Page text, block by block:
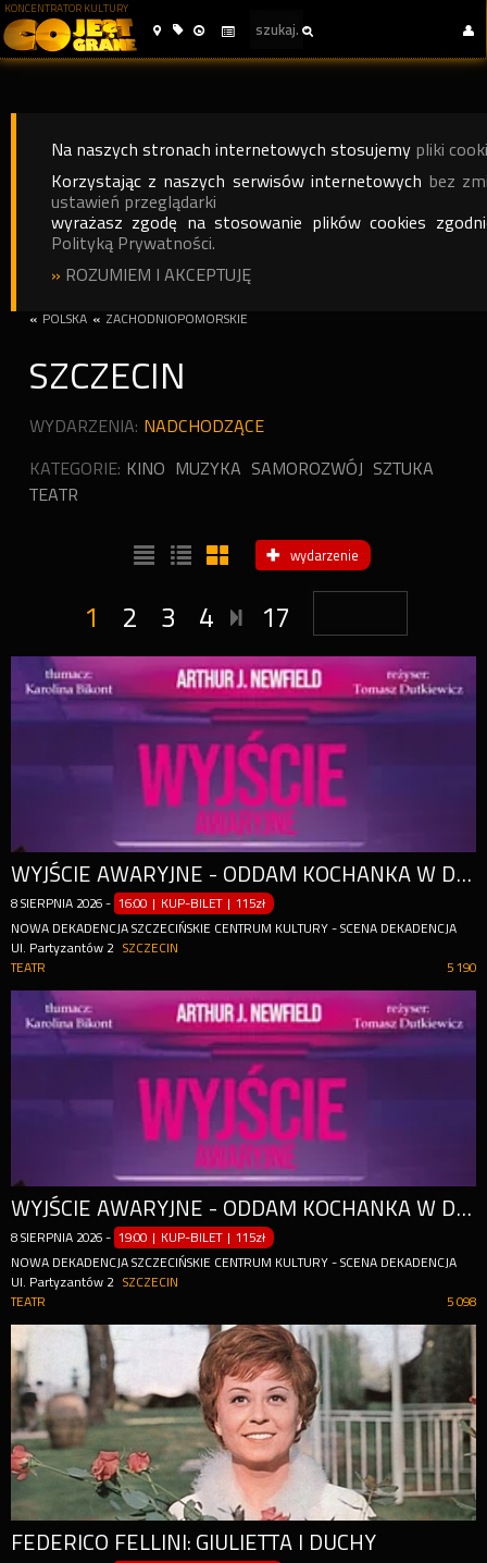
KONCENTRATOR KULTURY
Na naszych stronach internetowych stosujemy pliki
Korzystając z naszych serwisów internetowych bez
ustawień przeglądarki
wyrażasz zgodę na stosowanie plików cookies
Polityką Prywatności.
» ROZUMIEM I AKCEPTUJĘ
« POLSKA « ZACHODNIOPOMORSKIE
SZCZECIN
WYDARZENIA: NADCHODZĄCE
KATEGORIE: KINO MUZYKA SAMOROZWÓJ SZTUKA
TEATR
wydarzenie
1 2 3 4 17
WYJŚCIE AWARYJNE - ODDAM KOCHANKA W DOBRE RĘCE
8 SIERPNIA 2026 - 16:00 | KUP-BILET |115zł
NOWA DEKADENCJA SZCZECIŃSKIE CENTRUM KULTURY - SCENA DEKADENCJA
Ul. Partyzantów 2
SZCZECIN
5 190
TEATR
WYJŚCIE AWARYJNE - ODDAM KOCHANKA W DOBRE RĘCE
8 SIERPNIA 2026 - 19:00 | KUP-BILET |115zł
NOWA DEKADENCJA SZCZECIŃSKIE CENTRUM KULTURY - SCENA DEKADENCJA
Ul. Partyzantów 2
SZCZECIN
5 098
TEATR
FEDERICO FELLINI: GIULIETTA I DUCHY